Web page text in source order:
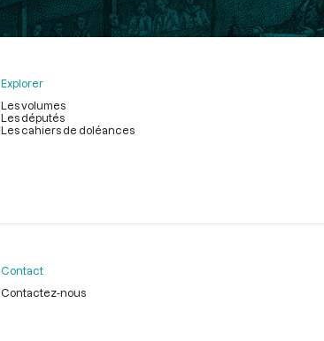
Explorer
Les volumes
Les députés
Les cahiers de doléances
Contact
Contactez-nous